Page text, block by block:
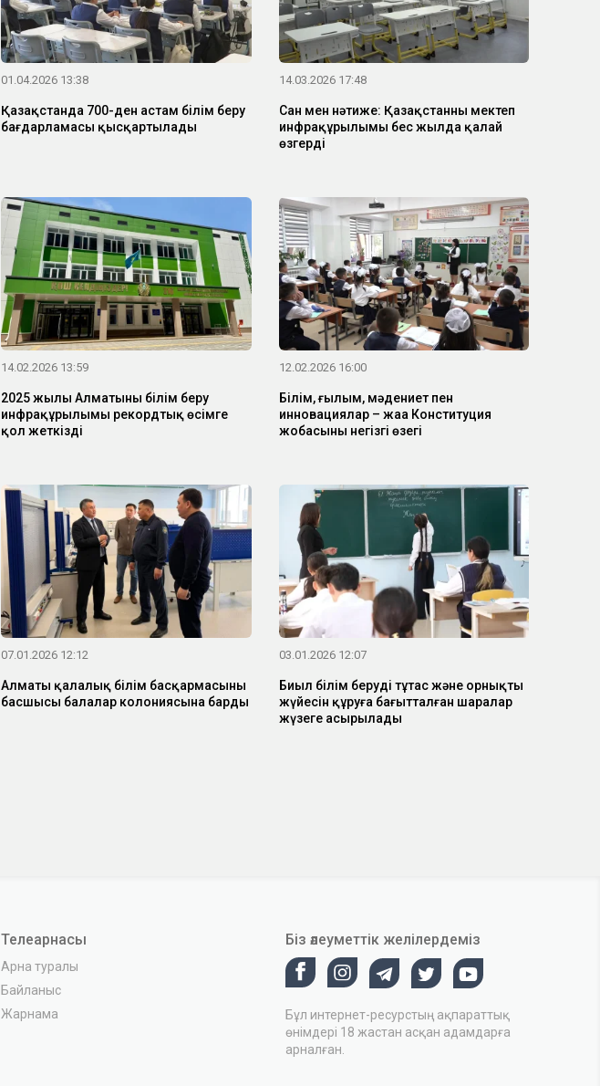
01.04.2026 13:38
Қазақстанда 700-ден астам білім беру
бағдарламасы қысқартылады
14.03.2026 17:48
Сан мен нәтиже: Қазақстанның мектеп
инфрақұрылымы бес жылда қалай
өзгерді
14.02.2026 13:59
2025 жылы Алматының білім беру
инфрақұрылымы рекордтық өсімге
қол жеткізді
12.02.2026 16:00
Білім, ғылым, мәдениет пен
инновациялар – жаңа Конституция
жобасының негізгі өзегі
07.01.2026 12:12
Алматы қалалық білім басқармасының
басшысы балалар колониясына барды
03.01.2026 12:07
Биыл білім берудің тұтас және орнықты
жүйесін құруға бағытталған шаралар
жүзеге асырылады
Телеарнасы
Арна туралы
Байланыс
Жарнама
Біз әлеуметтік желілердеміз
Бұл интернет-ресурстың ақпараттық
өнімдері 18 жастан асқан адамдарға
арналған.